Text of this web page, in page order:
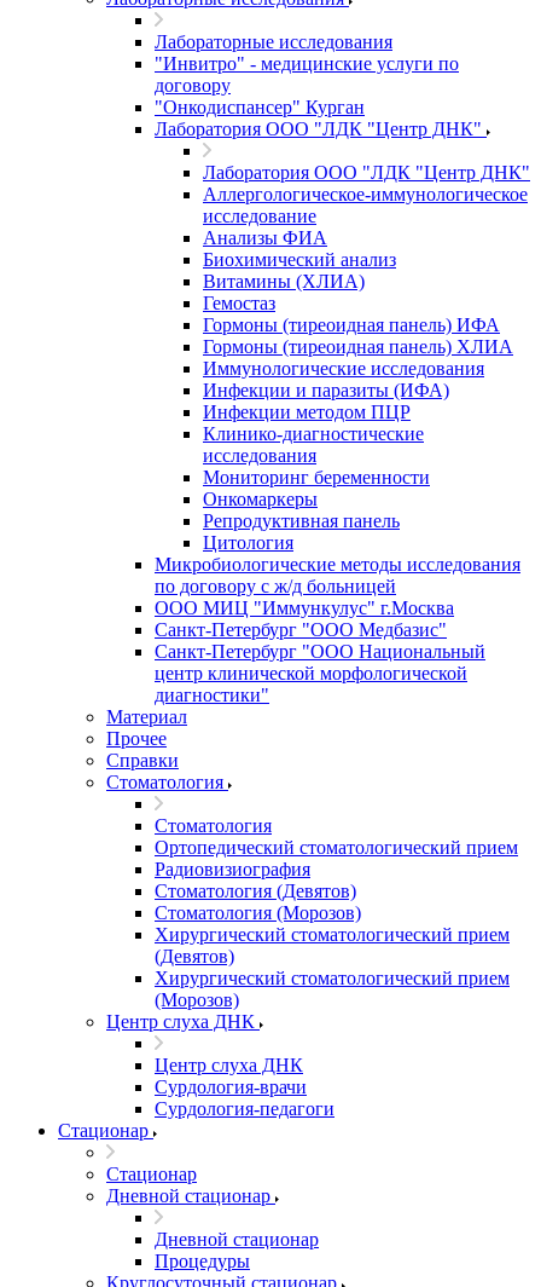
Лабораторные исследования
"Инвитро" - медицинские услуги по
договору
"Онкодиспансер" Курган
Лаборатория ООО "ЛДК "Центр ДНК"
Лаборатория ООО "ЛДК "Центр ДНК"
Аллергологическое-иммунологическое
исследование
Анализы ФИА
Биохимический анализ
Витамины (ХЛИА)
Гемостаз
Гормоны (тиреоидная панель) ИФА
Гормоны (тиреоидная панель) ХЛИА
Иммунологические исследования
Инфекции и паразиты (ИФА)
Инфекции методом ПЦР
Клинико-диагностические
исследования
Мониторинг беременности
Онкомаркеры
Репродуктивная панель
Цитология
Микробиологические методы исследования
по договору с ж/д больницей
ООО МИЦ "Иммункулус" г.Москва
Санкт-Петербург "ООО Медбазис"
Санкт-Петербург "ООО Национальный
центр клинической морфологической
диагностики"
Материал
Прочее
Справки
Стоматология
Стоматология
Ортопедический стоматологический прием
Радиовизиография
Стоматология (Девятов)
Стоматология (Морозов)
Хирургический стоматологический прием
(Девятов)
Хирургический стоматологический прием
(Морозов)
Центр слуха ДНК
Центр слуха ДНК
Сурдология-врачи
Сурдология-педагоги
Стационар
Стационар
Дневной стационар
Дневной стационар
Процедуры
Круглосуточный стационар